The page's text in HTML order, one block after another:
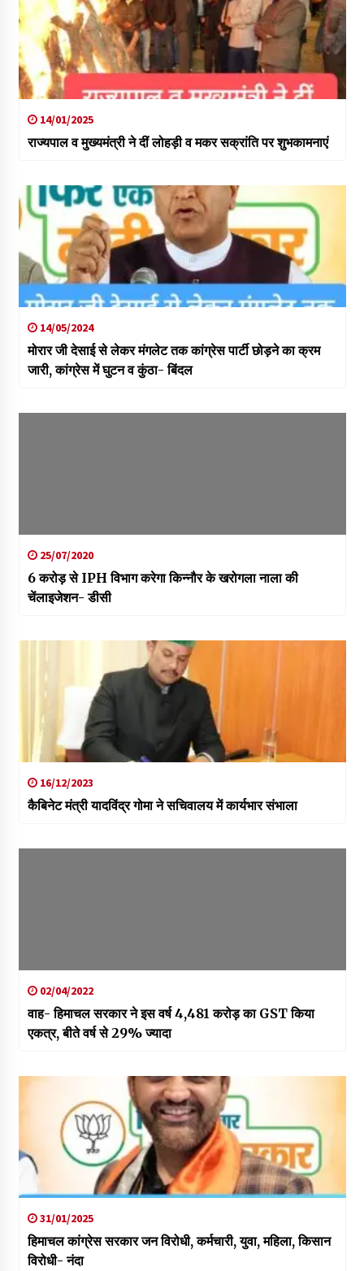
14/01/2025
राज्यपाल व मुख्यमंत्री ने दीं लोहड़ी व मकर सक्रांति पर शुभकामनाएं
14/05/2024
मोरार जी देसाई से लेकर मंगलेट तक कांग्रेस पार्टी छोड़ने का क्रम
जारी, कांग्रेस में घुटन व कुंठा- बिंदल
25/07/2020
6 करोड़ से IPH विभाग करेगा किन्नौर के खरोगला नाला की
चेंलाइजेशन- डीसी
16/12/2023
कैबिनेट मंत्री यादविंद्र गोमा ने सचिवालय में कार्यभार संभाला
02/04/2022
वाह- हिमाचल सरकार ने इस वर्ष 4,481 करोड़ का GST किया
एकत्र, बीते वर्ष से 29% ज्यादा
31/01/2025
हिमाचल कांग्रेस सरकार जन विरोधी, कर्मचारी, युवा, महिला, किसान
विरोधी- नंदा